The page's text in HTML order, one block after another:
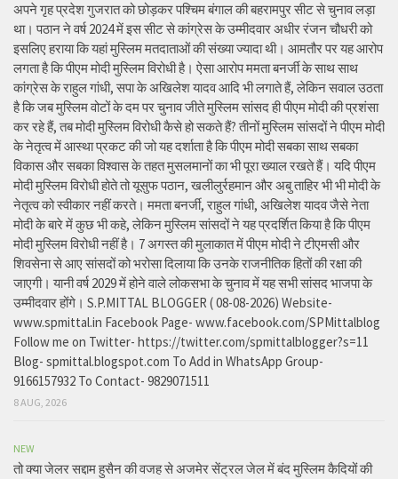
अपने गृह प्रदेश गुजरात को छोड़कर पश्चिम बंगाल की बहरामपुर सीट से चुनाव लड़ा
था। पठान ने वर्ष 2024 में इस सीट से कांग्रेस के उम्मीदवार अधीर रंजन चौधरी को
इसलिए हराया कि यहां मुस्लिम मतदाताओं की संख्या ज्यादा थी। आमतौर पर यह आरोप
लगता है कि पीएम मोदी मुस्लिम विरोधी है। ऐसा आरोप ममता बनर्जी के साथ साथ
कांग्रेस के राहुल गांधी, सपा के अखिलेश यादव आदि भी लगाते हैं, लेकिन सवाल उठता
है कि जब मुस्लिम वोटों के दम पर चुनाव जीते मुस्लिम सांसद ही पीएम मोदी की प्रशंसा
कर रहे हैं, तब मोदी मुस्लिम विरोधी कैसे हो सकते हैं? तीनों मुस्लिम सांसदों ने पीएम मोदी
के नेतृत्व में आस्था प्रकट की जो यह दर्शाता है कि पीएम मोदी सबका साथ सबका
विकास और सबका विश्वास के तहत मुसलमानों का भी पूरा ख्याल रखते हैं। यदि पीएम
मोदी मुस्लिम विरोधी होते तो यूसुफ पठान, खलीलुर्रहमान और अबु ताहिर भी भी मोदी के
नेतृत्व को स्वीकार नहीं करते। ममता बनर्जी, राहुल गांधी, अखिलेश यादव जैसे नेता
मोदी के बारे में कुछ भी कहे, लेकिन मुस्लिम सांसदों ने यह प्रदर्शित किया है कि पीएम
मोदी मुस्लिम विरोधी नहीं है। 7 अगस्त की मुलाकात में पीएम मोदी ने टीएमसी और
शिवसेना से आए सांसदों को भरोसा दिलाया कि उनके राजनीतिक हितों की रक्षा की
जाएगी। यानी वर्ष 2029 में होने वाले लोकसभा के चुनाव में यह सभी सांसद भाजपा के
उम्मीदवार होंगे। S.P.MITTAL BLOGGER ( 08-08-2026) Website-
www.spmittal.in Facebook Page- www.facebook.com/SPMittalblog
Follow me on Twitter- https://twitter.com/spmittalblogger?s=11
Blog- spmittal.blogspot.com To Add in WhatsApp Group-
9166157932 To Contact- 9829071511
8 AUG, 2026
NEW
तो क्या जेलर सद्दाम हुसैन की वजह से अजमेर सेंट्रल जेल में बंद मुस्लिम कैदियों की